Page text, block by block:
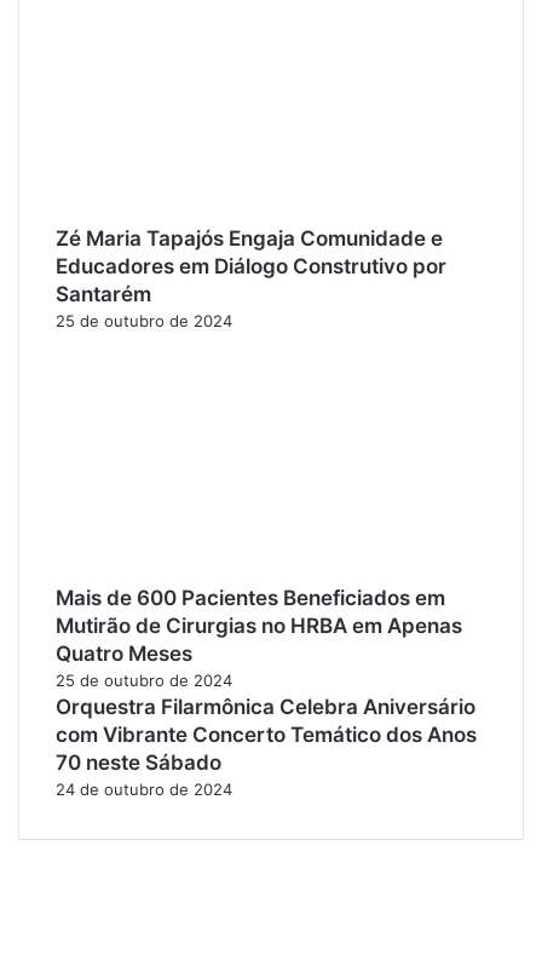
Zé Maria Tapajós Engaja Comunidade e
Educadores em Diálogo Construtivo por
Santarém
25 de outubro de 2024
Mais de 600 Pacientes Beneficiados em
Mutirão de Cirurgias no HRBA em Apenas
Quatro Meses
25 de outubro de 2024
Orquestra Filarmônica Celebra Aniversário
com Vibrante Concerto Temático dos Anos
70 neste Sábado
24 de outubro de 2024